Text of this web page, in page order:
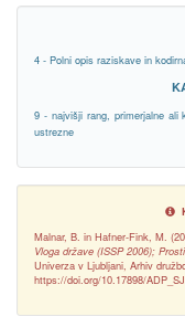
4 - Polni opis raziskave in
9 - najvišji rang, primerjalne ali
ustrezne
Malnar, B. in Hafner-Fink, M.
Vloga države (ISSP 2006);
Univerza v Ljubljani, Arhiv
https://doi.org/10.17898/